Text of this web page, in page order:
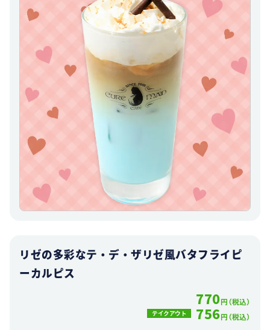
リゼの多彩なテ・デ・ザリゼ風バタフライピ
ーカルピス
770円（税込）
テイクアウト 756円（税込）